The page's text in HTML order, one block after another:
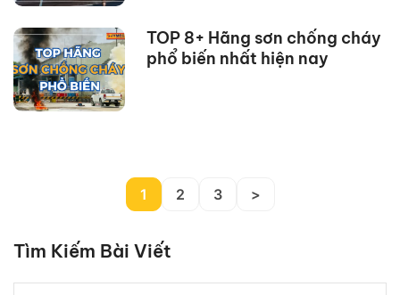
TOP 8+ Hãng sơn chống cháy
phổ biến nhất hiện nay
1 2 3 >
Tìm Kiếm Bài Viết